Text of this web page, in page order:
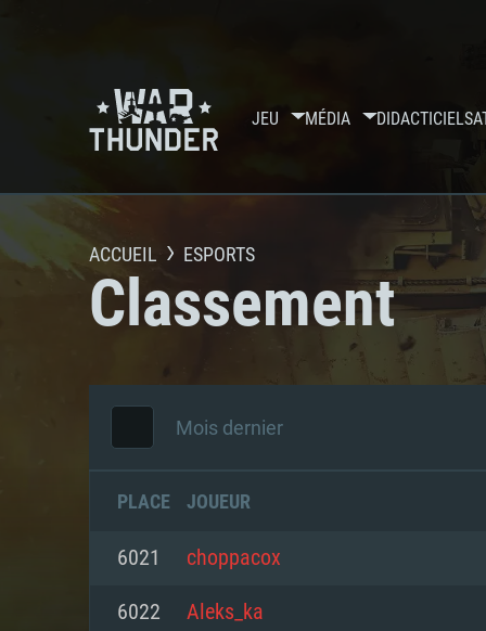
JEU MÉDIA DIDACTICIELS
ACCUEIL ESPORTS
Classement
Mois dernier
PLACE JOUEUR
6021 choppacox
6022 Aleks_ka